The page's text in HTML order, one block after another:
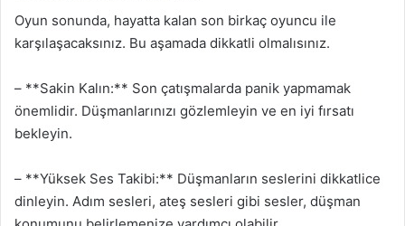
Oyun sonunda, hayatta kalan son birkaç oyuncu ile
karşılaşacaksınız. Bu aşamada dikkatli olmalısınız.
– **Sakin Kalın:** Son çatışmalarda panik yapmamak
önemlidir. Düşmanlarınızı gözlemleyin ve en iyi fırsatı
bekleyin.
– **Yüksek Ses Takibi:** Düşmanların seslerini dikkatlice
dinleyin. Adım sesleri, ateş sesleri gibi sesler, düşman